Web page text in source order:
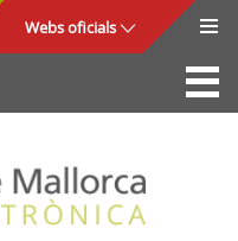
Webs oficials
La Seu
Consell de Mallorca
Accés i seguretat